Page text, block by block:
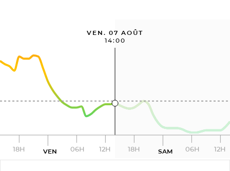
VEN. 07 AOÛT
14:00
18H VEN 06H 12H 18H SAM 06H 12H